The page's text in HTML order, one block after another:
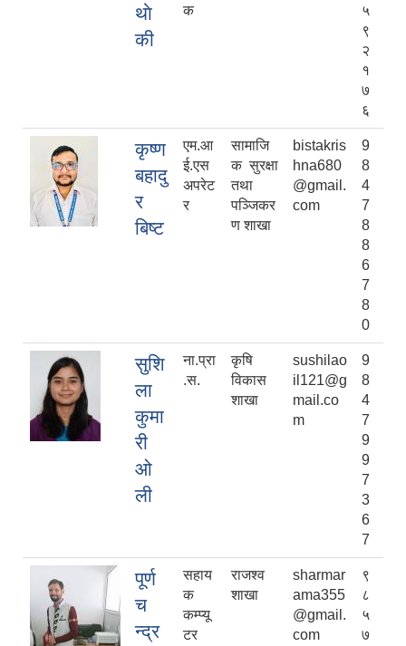
थाे
की
क
५
९
२
१
७
६
कृष्ण
बहादु
र
बिष्ट
एम.आ
ई.एस
अपरेट
र
सामाजि
क सुरक्षा
तथा
पञ्जिकर
ण शाखा
bistakris
hna680
@gmail.
com
9
8
4
7
8
8
6
7
8
0
सुशि
ला
कुमा
री
ओ
ली
ना.प्रा
.स.
कृषि
विकास
शाखा
sushilao
il121@g
mail.co
m
9
8
4
7
9
9
7
3
6
7
पूर्ण
च
न्द्र
सहाय
क
कम्प्यू
टर
राजश्व
शाखा
sharmar
ama355
@gmail.
com
९
८
५
७